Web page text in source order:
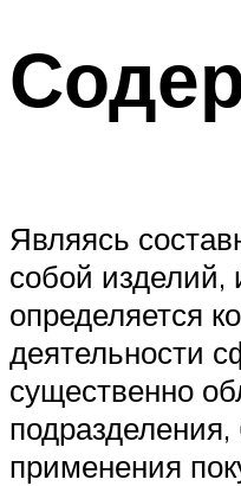
Являясь
собой изделий,
определяется
деятельности
существенно
применения